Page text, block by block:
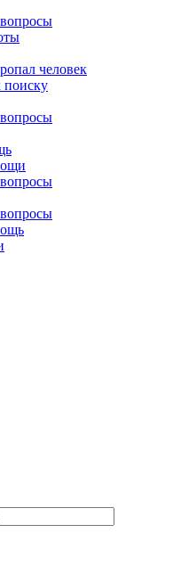
человек
поиску